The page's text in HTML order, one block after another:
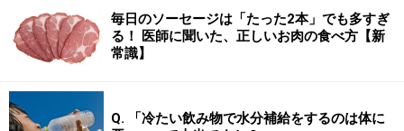
事前にアレルギーの有無を確認する：
保護者の方
に、カシューナッツや他のナッツ類、その他の食物
アレルギーがないか必ず確認しましょう
加工品の原材料表示をチェックする：
をもって食品表示基準が改正され、カシューナッツ
毎日のソーセージは「たった2本」でも多すぎ
る！ 医師に聞いた、正しいお肉の食べ方【新
常識】
Q. 「冷たい飲み物で水分補給をするのは体に